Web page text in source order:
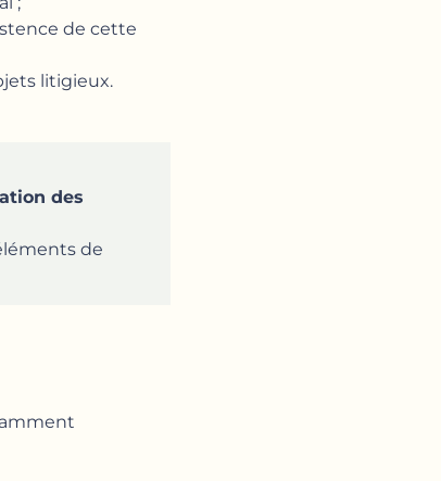
de cette
litigieux.
des
de